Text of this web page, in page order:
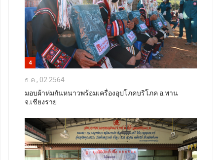
4
ธ.ค., 02 2564
มอบผ้าห่มกันหนาวพร้อมเครื่องอุปโภคบริโภค อ.พาน
จ.เชียงราย